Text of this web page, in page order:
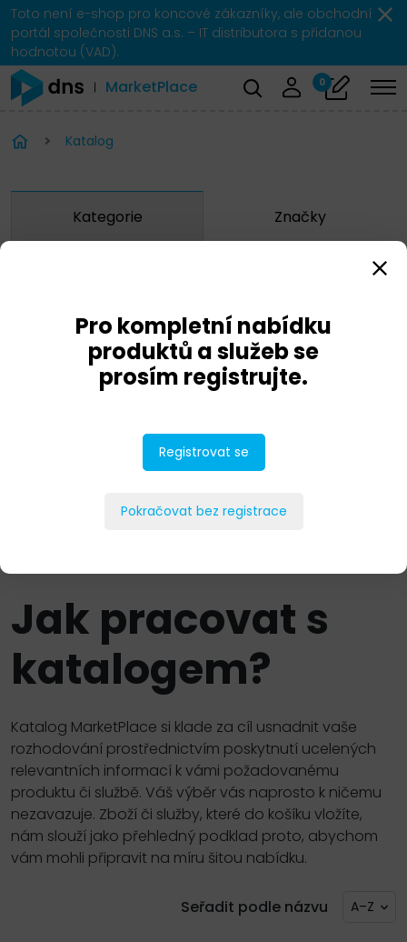
Toto není e-shop pro koncové zákazníky, ale obchodní
portál společnosti DNS a.s. – IT distributora s přidanou
hodnotou (VAD).
MarketPlace 0
Katalog
Kategorie Značky
Hitachi
Jak pracovat s
katalogem?
Katalog MarketPlace si klade za cíl usnadnit vaše
rozhodování prostřednictvím poskytnutí ucelených
relevantních informací k vámi požadovanému
produktu či službě. Váš výběr vás naprosto k ničemu
nezavazuje. Zboží či služby, které do košíku vložíte,
nám slouží jako přehledný podklad proto, abychom
vám mohli připravit na míru šitou nabídku.
Seřadit podle názvu A–Z
Pro kompletní nabídku
produktů a služeb se
prosím registrujte.
Registrovat se
Pokračovat bez registrace